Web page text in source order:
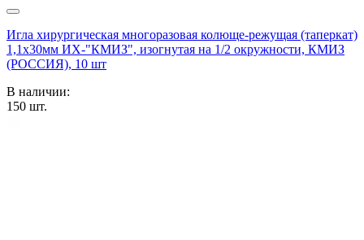
Игла хирургическая многоразовая колюще-режущая (таперкат)
1,1х30мм ИХ-"КМИЗ", изогнутая на 1/2 окружности, КМИЗ
(РОССИЯ), 10 шт
В наличии:
150 шт.